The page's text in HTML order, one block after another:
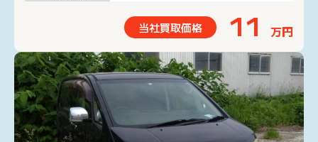
当社買取価格 11 万円